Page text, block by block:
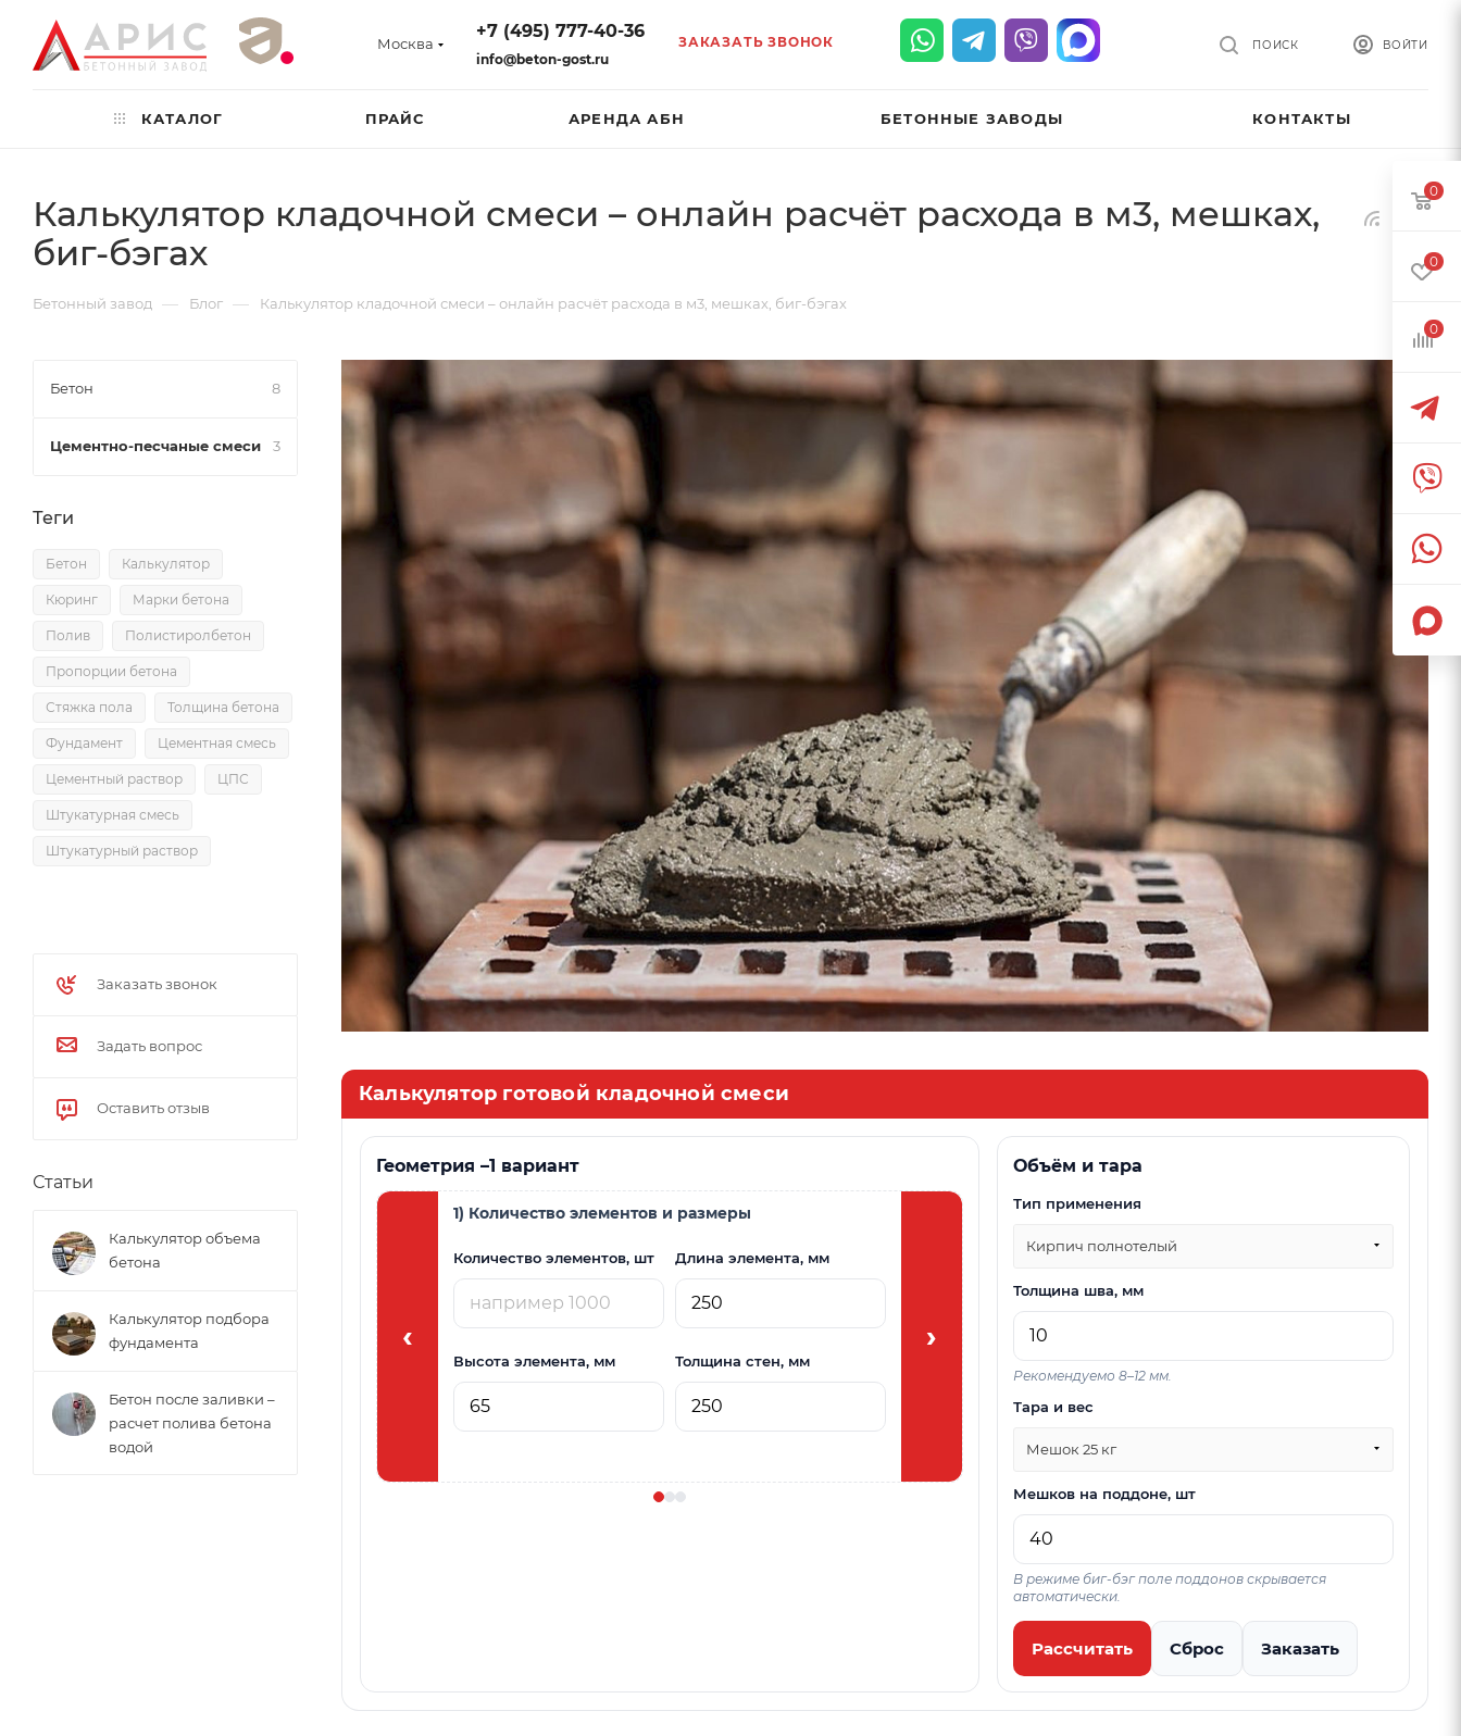
Москва
+7 (495) 777-40-36
info@beton-gost.ru
ЗАКАЗАТЬ ЗВОНОК ВОЙТИ
ПОИСК
КАТАЛОГ ПРАЙС АРЕНДА АБН БЕТОННЫЕ ЗАВОДЫ КОНТАКТЫ
Калькулятор кладочной смеси – онлайн расчёт расхода в м3, мешках,
биг-бэгах
Бетонный завод — Блог — Калькулятор кладочной смеси – онлайн расчёт расхода в м3, мешках, биг-бэгах
Калькулятор готовой кладочной смеси
Геометрия –1 вариант
‹ ›
1) Количество элементов и размеры
Количество элементов, шт Длина элемента, мм
Высота элемента, мм Толщина стен, мм
2) Периметр, высота, толщина
Периметр стен, м
Толщина стен, мм
Если заполнён вариант 1 и задан только один параметр
(периметр или высота), второй подставится автоматически.
Площадь
(приоритет
Объём и тара
Тип применения
Кирпич полнотелый
Толщина шва, мм
Рекомендуемо 8–12 мм.
Тара и вес
Мешок 25 кг
Мешков на поддоне, шт
В режиме биг-бэг поле поддонов скрывается
автоматически.
Рассчитать Сброс Заказать
Бетон 8
Цементно-песчаные смеси 3
Теги
Бетон Калькулятор
Кюринг Марки бетона
Полив Полистиролбетон
Пропорции бетона
Стяжка пола Толщина бетона
Фундамент Цементная смесь
Цементный раствор ЦПС
Штукатурная смесь
Штукатурный раствор
Заказать звонок
Задать вопрос
Оставить отзыв
Статьи
Калькулятор объема
бетона
Калькулятор подбора
фундамента
Бетон после заливки –
расчет полива бетона
водой
0
0
0